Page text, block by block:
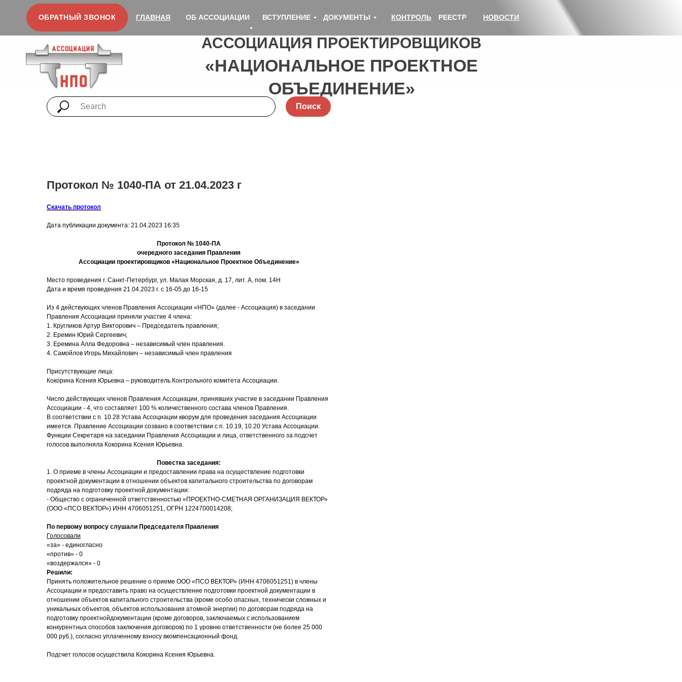
ОБ АССОЦИАЦИИ ДОКУМЕНТЫ
ВСТУПЛЕНИЕ КОНТРОЛЬ
ГЛАВНАЯ РЕЕСТР НОВОСТИ
ОБРАТНЫЙ ЗВОНОК
АССОЦИАЦИЯ ПРОЕКТИРОВЩИКОВ
«НАЦИОНАЛЬНОЕ ПРОЕКТНОЕ
ОБЪЕДИНЕНИЕ»
Поиск
Протокол № 1040-ПА от 21.04.2023 г
Скачать протокол
Дата публикации документа: 21.04.2023 16:35
Протокол № 1040-ПА
очередного заседания Правления
Ассоциации проектировщиков «Национальное Проектное Объединение»
Место проведения г. Санкт-Петербург, ул. Малая Морская, д. 17, лит. А, пом. 14Н
Дата и время проведения 21.04.2023 г. с 16-05 до 16-15
Из 4 действующих членов Правления Ассоциации «НПО» (далее - Ассоциация) в заседании
Правления Ассоциации приняли участие 4 члена:
1. Кругликов Артур Викторович – Председатель правления;
2. Еремин Юрий Сергеевич;
3. Еремина Алла Федоровна – независимый член правления.
4. Самойлов Игорь Михайлович – независимый член правления
Присутствующие лица:
Кокорина Ксения Юрьевна – руководитель Контрольного комитета Ассоциации.
Число действующих членов Правления Ассоциации, принявших участие в заседании Правления
Ассоциации - 4, что составляет 100 % количественного состава членов Правления.
В соответствии с п. 10.28 Устава Ассоциации кворум для проведения заседания Ассоциации
имеется. Правление Ассоциации созвано в соответствии с п. 10.19, 10.20 Устава Ассоциации.
Функции Секретаря на заседании Правления Ассоциации и лица, ответственного за подсчет
голосов выполняла Кокорина Ксения Юрьевна.
Повестка заседания:
1. О приеме в члены Ассоциации и предоставлении права на осуществление подготовки
проектной документации в отношении объектов капитального строительства по договорам
подряда на подготовку проектной документации:
- Общество с ограниченной ответственностью «ПРОЕКТНО-СМЕТНАЯ ОРГАНИЗАЦИЯ ВЕКТОР»
(ООО «ПСО ВЕКТОР») ИНН 4706051251, ОГРН 1224700014208;
По первому вопросу слушали Председателя Правления
Голосовали
«за» - единогласно
«против» - 0
«воздержался» - 0
Решили:
Принять положительное решение о приеме ООО «ПСО ВЕКТОР» (ИНН 4706051251) в члены
Ассоциации и предоставить право на осуществление подготовки проектной документации в
отношении объектов капитального строительства (кроме особо опасных, технически сложных и
уникальных объектов, объектов использования атомной энергии) по договорам подряда на
подготовку проектнойдокументации (кроме договоров, заключаемых с использованием
конкурентных способов заключения договоров) по 1 уровню ответственности (не более 25 000
000 руб.), согласно уплаченному взносу вкомпенсационный фонд.
Подсчет голосов осуществила Кокорина Ксения Юрьевна.